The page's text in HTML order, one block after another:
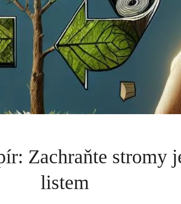
Zachraňte stromy
listem